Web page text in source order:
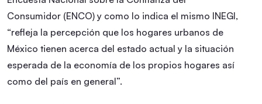
Consumidor (ENCO) y como lo indica el mismo INEGI,
“refleja la percepción que los hogares urbanos de
México tienen acerca del estado actual y la situación
esperada de la economía de los propios hogares así
como del país en general”.